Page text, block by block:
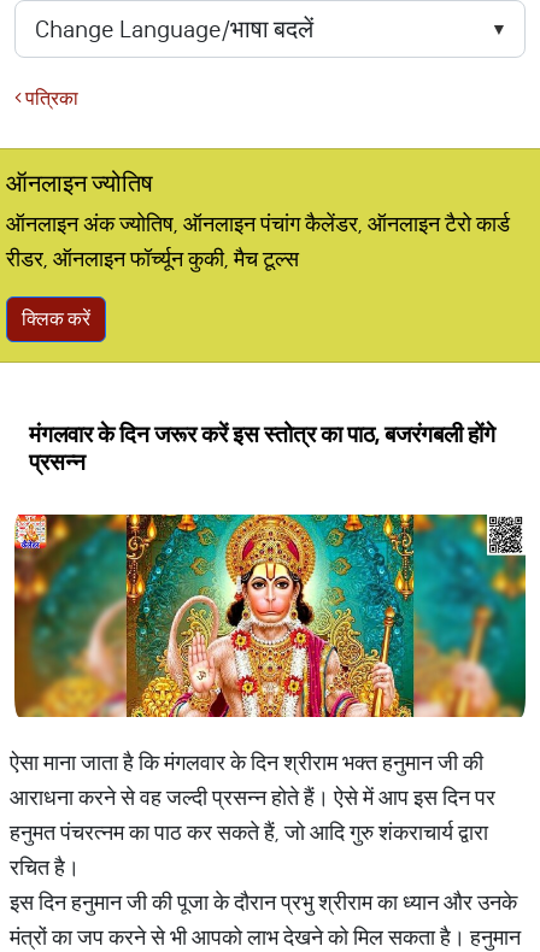
पत्रिका
ऑनलाइन ज्योतिष
ऑनलाइन अंक ज्योतिष, ऑनलाइन पंचांग कैलेंडर, ऑनलाइन टैरो कार्ड
रीडर, ऑनलाइन फॉर्च्यून कुकी, मैच टूल्स
क्लिक करें
मंगलवार के दिन जरूर करें इस स्तोत्र का पाठ, बजरंगबली होंगे
प्रसन्न
ऐसा माना जाता है कि मंगलवार के दिन श्रीराम भक्त हनुमान जी की
आराधना करने से वह जल्दी प्रसन्न होते हैं। ऐसे में आप इस दिन पर
हनुमत पंचरत्नम का पाठ कर सकते हैं, जो आदि गुरु शंकराचार्य द्वारा
रचित है।
इस दिन हनुमान जी की पूजा के दौरान प्रभु श्रीराम का ध्यान और उनके
मंत्रों का जप करने से भी आपको लाभ देखने को मिल सकता है। हनुमान